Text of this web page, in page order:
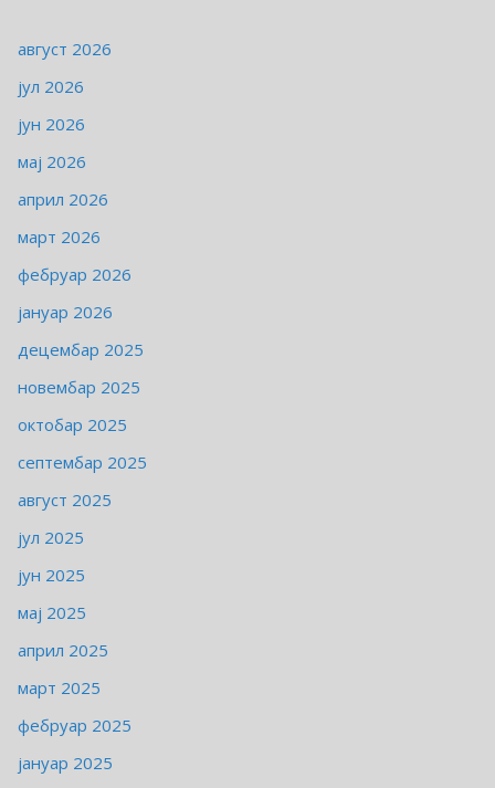
август 2026
јул 2026
јун 2026
мај 2026
април 2026
март 2026
фебруар 2026
јануар 2026
децембар 2025
новембар 2025
октобар 2025
септембар 2025
август 2025
јул 2025
јун 2025
мај 2025
април 2025
март 2025
фебруар 2025
јануар 2025